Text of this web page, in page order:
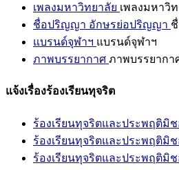
เพลงมหาวิทยาลัย เพลงมหาวิ
ชื่อปริญญา อักษรย่อปริญญา
แบรนด์จุฬาฯ แบรนด์จุฬาฯ
ภาพบรรยากาศ ภาพบรรยากา
แจ้งเรื่องร้องเรียนทุจริต
ร้องเรียนทุจริตและประพฤติมิ
ร้องเรียนทุจริตและประพฤติมิ
ร้องเรียนทุจริตและประพฤติมิ